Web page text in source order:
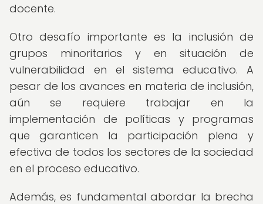
docente.
Otro desafío importante es la inclusión de
grupos minoritarios y en situación de
vulnerabilidad en el sistema educativo. A
pesar de los avances en materia de inclusión,
aún se requiere trabajar en la
implementación de políticas y programas
que garanticen la participación plena y
efectiva de todos los sectores de la sociedad
en el proceso educativo.
Además, es fundamental abordar la brecha